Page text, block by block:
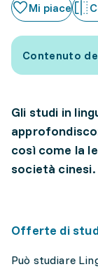
Mi piace
Contenuto
Gli studi in
così come la
società cinesi.
Offerte di
Può studiare